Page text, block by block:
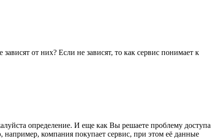
от них? Если не зависят, то как сервис понимает к
определение. И еще как Вы решаете проблему доступа
компания покупает сервис, при этом её данные